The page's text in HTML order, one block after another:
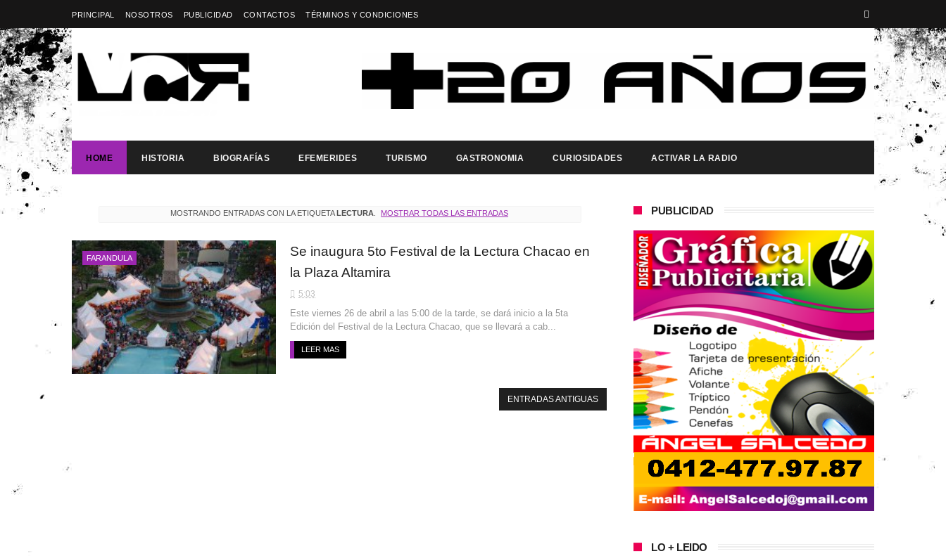
PRINCIPAL NOSOTROS PUBLICIDAD CONTACTOS TÉRMINOS Y CONDICIONES
HOME HISTORIA BIOGRAFÍAS EFEMERIDES TURISMO GASTRONOMIA CURIOSIDADES ACTIVAR LA RADIO
MOSTRANDO ENTRADAS CON LA ETIQUETA LECTURA. MOSTRAR TODAS LAS ENTRADAS
FARANDULA
Se inaugura 5to Festival de la Lectura Chacao en
la Plaza Altamira
5:03
Este viernes 26 de abril a las 5:00 de la tarde, se dará inicio a la 5ta
Edición del Festival de la Lectura Chacao, que se llevará a cab...
LEER MAS
ENTRADAS ANTIGUAS
PUBLICIDAD
LO + LEIDO